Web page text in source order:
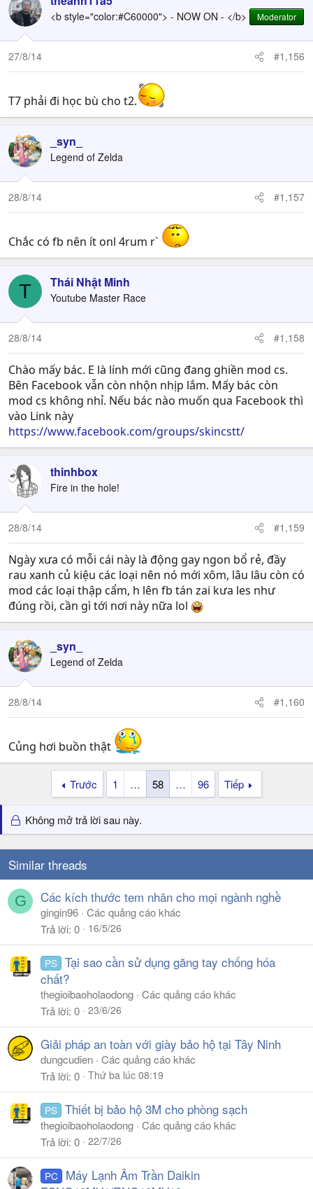
<b style="color:#C60000"> - NOW ON - </b> Moderator
27/8/14 #1,156
T7 phải đi học bù cho t2.
_syn_
Legend of Zelda
28/8/14 #1,157
Chắc có fb nên ít onl 4rum r`
T Thái Nhật Minh
Youtube Master Race
28/8/14 #1,158
Chào mấy bác. E là lính mới cũng đang ghiền mod cs.
Bên Facebook vẫn còn nhộn nhịp lắm. Mấy bác còn
mod cs không nhỉ. Nếu bác nào muốn qua Facebook thì
vào Link này
https://www.facebook.com/groups/skincstt/
thinhbox
Fire in the hole!
28/8/14 #1,159
Ngày xưa có mỗi cái này là động gay ngon bổ rẻ, đầy
rau xanh củ kiệu các loại nên nó mới xôm, lâu lâu còn có
mod các loại thập cẩm, h lên fb tán zai kưa les như
đúng rồi, cần gì tới nơi này nữa lol
_syn_
Legend of Zelda
28/8/14 #1,160
Củng hơi buồn thật
Trước 1 … 58 … 96 Tiếp
Không mở trả lời sau này.
Similar threads
G Các kích thước tem nhãn cho mọi ngành nghề
gingin96 Các quảng cáo khác
Trả lời 0 16/5/26
PS Tại sao cần sử dụng găng tay chống hóa
chất?
thegioibaoholaodong Các quảng cáo khác
Trả lời 0 23/6/26
Giải pháp an toàn với giày bảo hộ tại Tây Ninh
dungcudien Các quảng cáo khác
Trả lời 0 Thứ ba lúc 08:19
PS Thiết bị bảo hộ 3M cho phòng sạch
thegioibaoholaodong Các quảng cáo khác
Trả lời 0 22/7/26
PC
Máy Lạnh Âm Trần Daikin